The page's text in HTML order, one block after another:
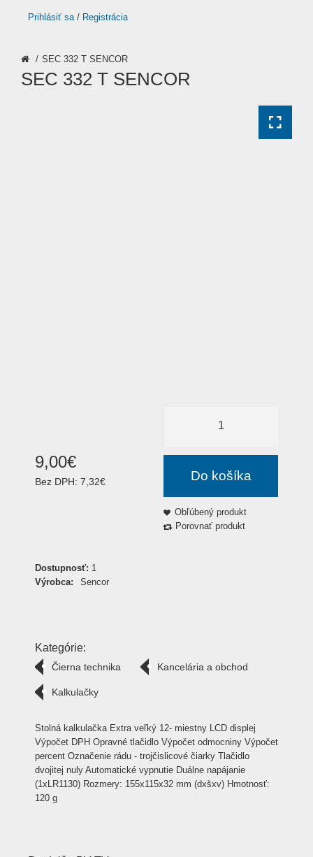
Prihlásiť sa/ Registrácia
SEC 332 T SENCOR
SEC 332 T SENCOR
9,00€
Bez DPH: 7,32€ Do košíka
Obľúbený produkt
Porovnať produkt
Dostupnosť: 1
Výrobca:
Sencor
Kategórie:
Čierna technika Kancelária a obchod
Kalkulačky
Stolná kalkulačka Extra veľký 12- miestny LCD displej
Výpočet DPH Opravné tlačidlo Výpočet odmocniny Výpočet
percent Označenie rádu - trojčislicové čiarky Tlačidlo
dvojitej nuly Automatické vypnutie Duálne napájanie
(1xLR1130) Rozmery: 155x115x32 mm (dxšxv) Hmotnosť:
120 g